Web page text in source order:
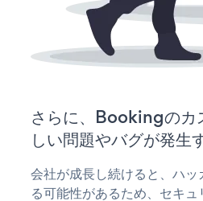
さらに、Bookingのカ
しい問題やバグが発生
会社が成長し続けると、ハ
る可能性があるため、セキュ